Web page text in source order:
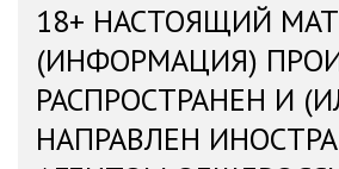
18+ НАСТОЯЩИЙ
(ИНФОРМАЦИЯ)
РАСПРОСТРАНЕН И
НАПРАВЛЕН